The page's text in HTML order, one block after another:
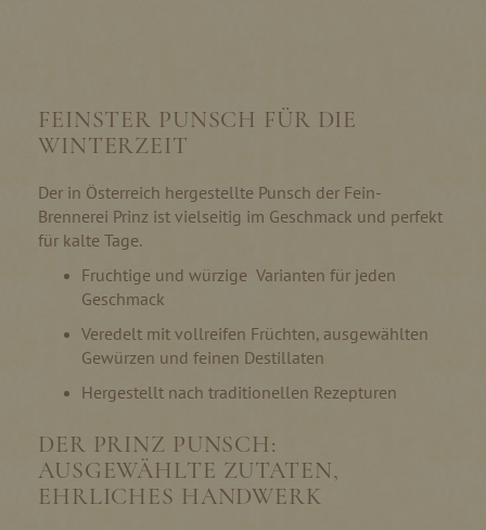
FEINSTER PUNSCH FÜR DIE
WINTERZEIT
Der in Österreich hergestellte Punsch der Fein-
Brennerei Prinz ist vielseitig im Geschmack und perfekt
für kalte Tage.
Fruchtige und würzige Varianten für jeden
Geschmack
Veredelt mit vollreifen Früchten, ausgewählten
Gewürzen und feinen Destillaten
Hergestellt nach traditionellen Rezepturen
DER PRINZ PUNSCH:
AUSGEWÄHLTE ZUTATEN,
EHRLICHES HANDWERK